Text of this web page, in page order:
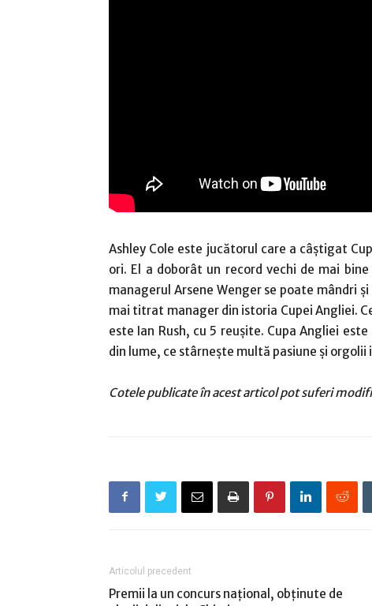
Ashley Cole este jucătorul care a câștigat
ori. El a doborât un record vechi de mai
managerul Arsene Wenger se poate mândri
mai titrat manager din istoria Cupei Angliei.
este Ian Rush, cu 5 reușite. Cupa Angliei
din lume, ce stârnește multă pasiune și
Cotele publicate în acest articol pot suferi
Articolul precedent
Premii la un concurs naţional, obţinute de